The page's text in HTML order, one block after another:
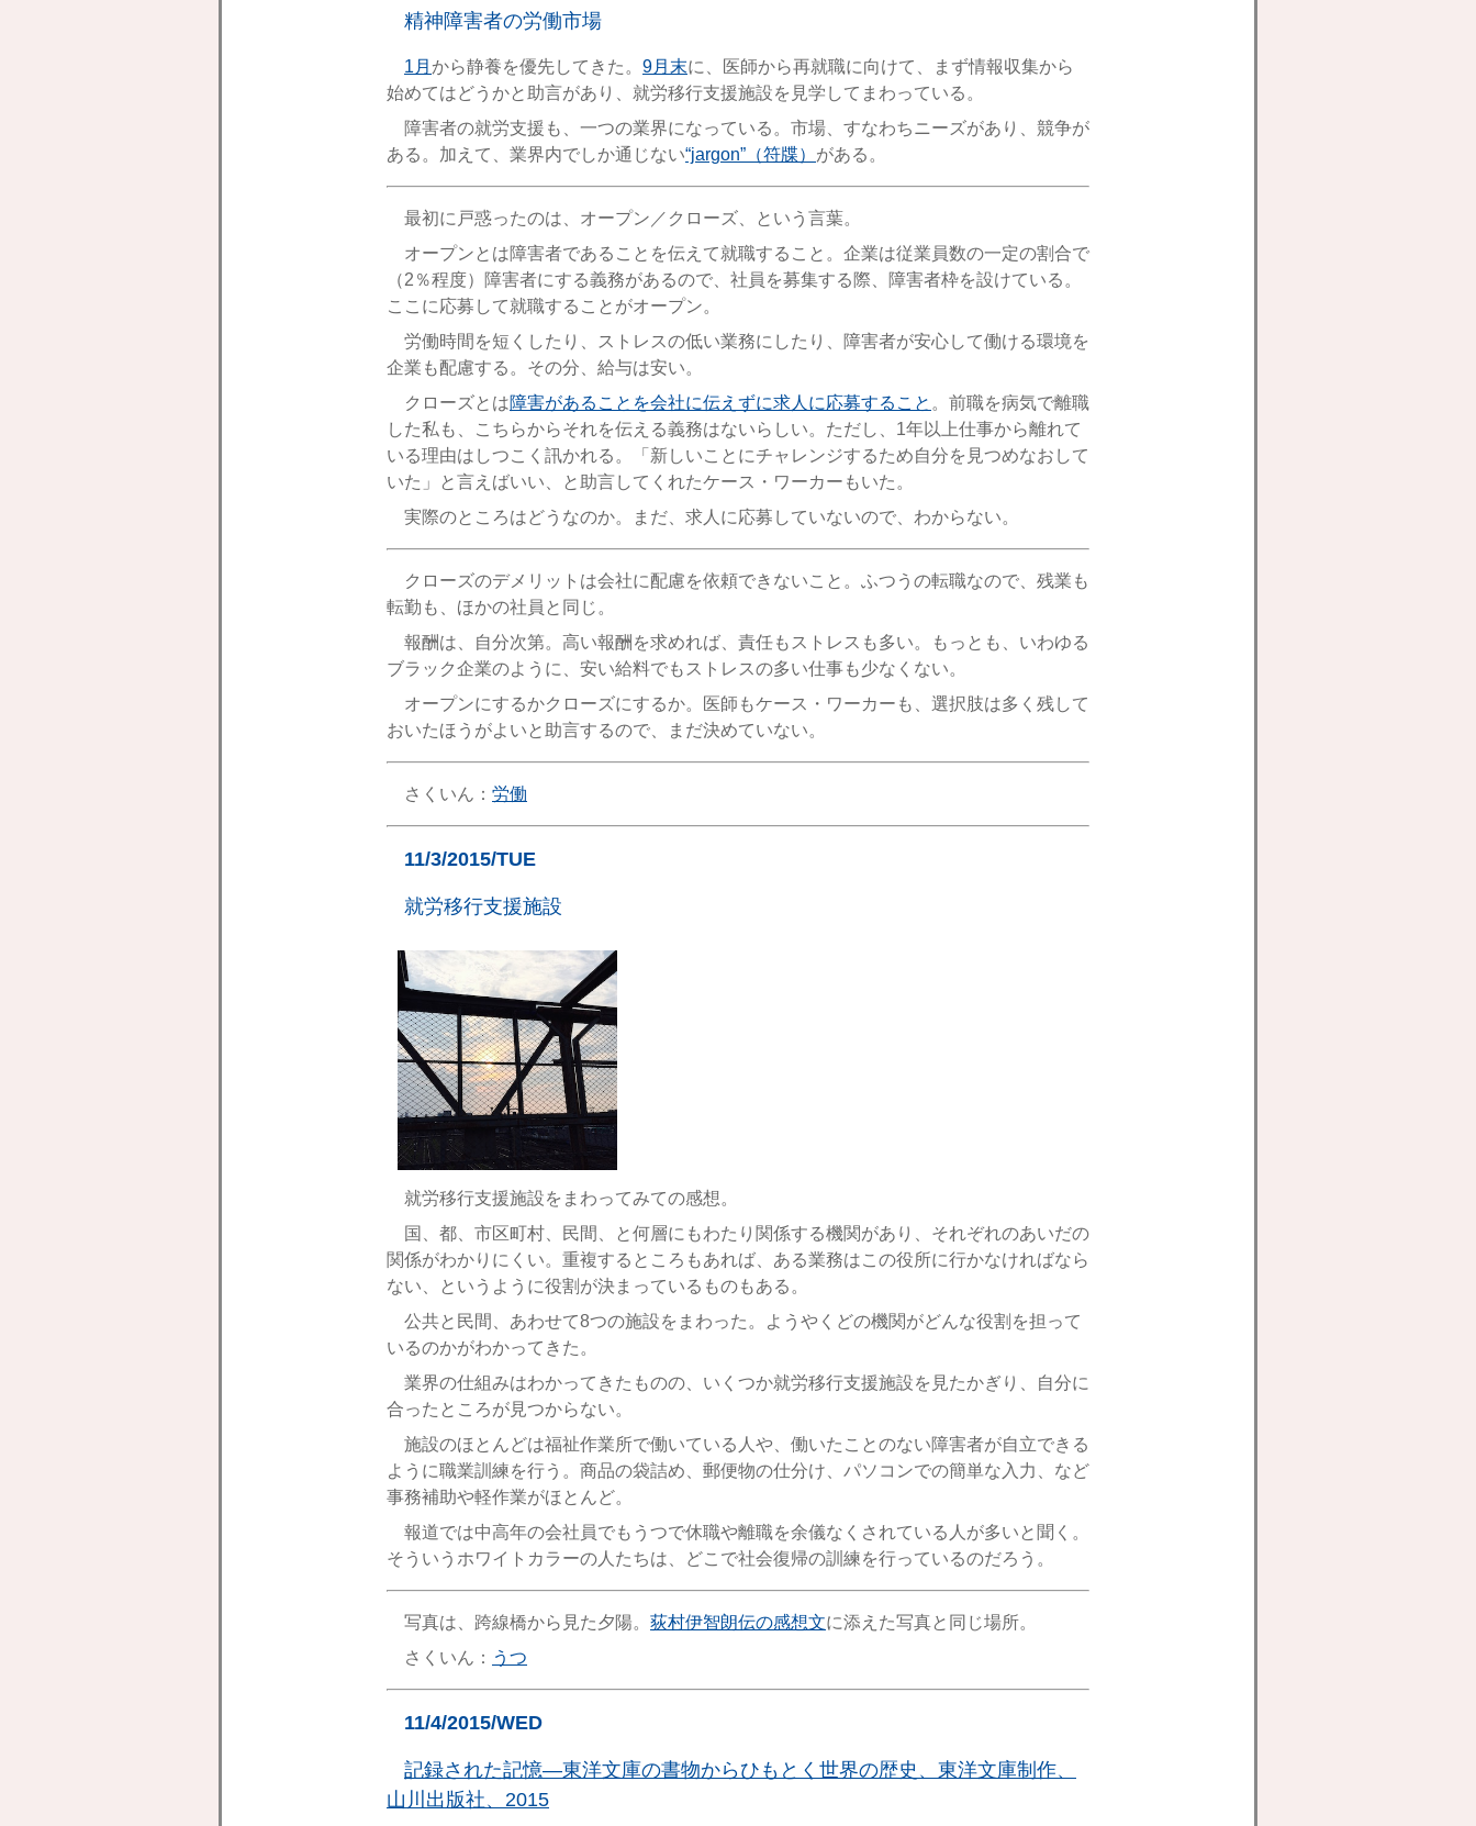
精神障害者の労働市場
1月 から静養を優先してきた。 9月末に、医師から再就職に向けて、まず情報収集から
始めてはどうかと助言があり、就労移行支援施設を見学してまわっている。
障害者の就労支援も、一つの業界になっている。市場、すなわちニーズがあり、競争が
ある。加えて、業界内でしか通じない“jargon”（符牒） がある。
最初に戸惑ったのは、オープン／クローズ、という言葉。
オープンとは障害者であることを伝えて就職すること。企業は従業員数の一定の割合で
（2％程度）障害者にする義務があるので、社員を募集する際、障害者枠を設けている。
ここに応募して就職することがオープン。
労働時間を短くしたり、ストレスの低い業務にしたり、障害者が安心して働ける環境を
企業も配慮する。その分、給与は安い。
クローズとは障害があることを会社に伝えずに求人に応募すること 。前職を病気で離職
した私も、こちらからそれを伝える義務はないらしい。ただし、1年以上仕事から離れて
いる理由はしつこく訊かれる。「新しいことにチャレンジするため自分を見つめなおして
いた」と言えばいい、と助言してくれたケース・ワーカーもいた。
実際のところはどうなのか。まだ、求人に応募していないので、わからない。
クローズのデメリットは会社に配慮を依頼できないこと。ふつうの転職なので、残業も
転勤も、ほかの社員と同じ。
報酬は、自分次第。高い報酬を求めれば、責任もストレスも多い。もっとも、いわゆる
ブラック企業のように、安い給料でもストレスの多い仕事も少なくない。
オープンにするかクローズにするか。医師もケース・ワーカーも、選択肢は多く残して
おいたほうがよいと助言するので、まだ決めていない。
さくいん： 労働
11/3/2015/TUE
就労移行支援施設
就労移行支援施設をまわってみての感想。
国、都、市区町村、民間、と何層にもわたり関係する機関があり、それぞれのあいだの
関係がわかりにくい。重複するところもあれば、ある業務はこの役所に行かなければなら
ない、というように役割が決まっているものもある。
公共と民間、あわせて8つの施設をまわった。ようやくどの機関がどんな役割を担って
いるのかがわかってきた。
業界の仕組みはわかってきたものの、いくつか就労移行支援施設を見たかぎり、自分に
合ったところが見つからない。
施設のほとんどは福祉作業所で働いている人や、働いたことのない障害者が自立できる
ように職業訓練を行う。商品の袋詰め、郵便物の仕分け、パソコンでの簡単な入力、など
事務補助や軽作業がほとんど。
報道では中高年の会社員でもうつで休職や離職を余儀なくされている人が多いと聞く。
そういうホワイトカラーの人たちは、どこで社会復帰の訓練を行っているのだろう。
写真は、跨線橋から見た夕陽。 荻村伊智朗伝の感想文に添えた写真と同じ場所。
さくいん： うつ
11/4/2015/WED
記録された記憶―東洋文庫の書物からひもとく世界の歴史、東洋文庫制作、
山川出版社、2015